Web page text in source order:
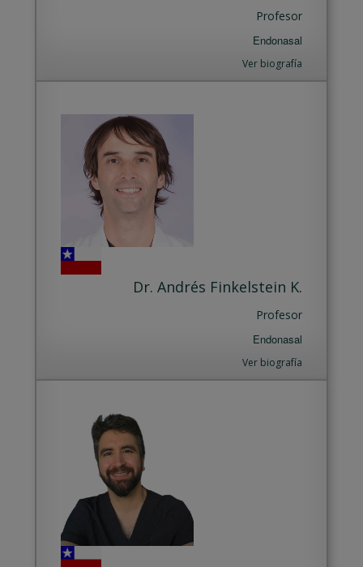
Profesor
Endonasal
Ver biografía
Dr. Andrés Finkelstein K.
Profesor
Endonasal
Ver biografía